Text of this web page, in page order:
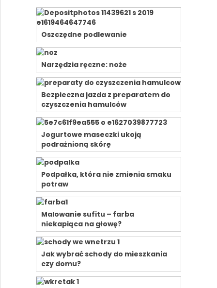
Oszczędne podlewanie
Narzędzia ręczne: noże
Bezpieczna jazda z preparatem do
czyszczenia hamulców
Jogurtowe maseczki ukoją
podrażnioną skórę
Podpałka, która nie zmienia smaku
potraw
Malowanie sufitu – farba
niekapiąca na głowę?
Jak wybrać schody do mieszkania
czy domu?